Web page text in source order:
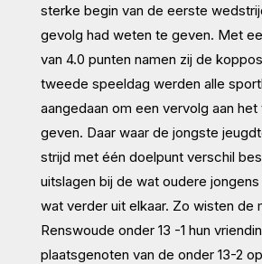
sterke begin van de eerste
gevolg had weten te geven. Met
van 4.0 punten namen zij de
tweede speeldag werden alle
aangedaan om een vervolg aan
geven. Daar waar de jongste
strijd met één doelpunt verschil
uitslagen bij de wat oudere
wat verder uit elkaar. Zo wisten de
Renswoude onder 13 -1 hun
plaatsgenoten van de onder 13-2